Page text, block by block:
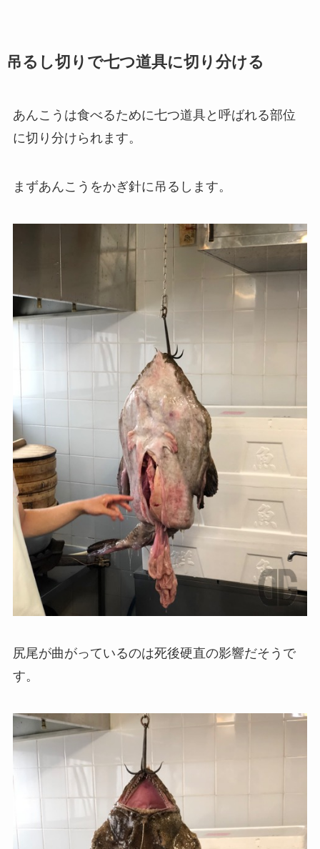
吊るし切りで七つ道具に切り分ける
あんこうは食べるために七つ道具と呼ばれる部位
に切り分けられます。
まずあんこうをかぎ針に吊るします。
尻尾が曲がっているのは死後硬直の影響だそうで
す。